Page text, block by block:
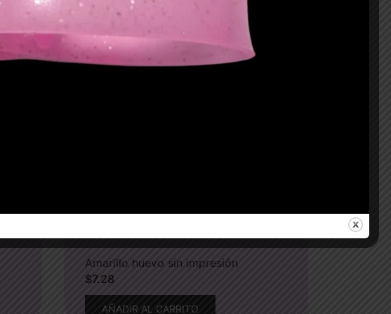
Amarillo huevo sin impresión
$7.28
AÑADIR AL CARRITO